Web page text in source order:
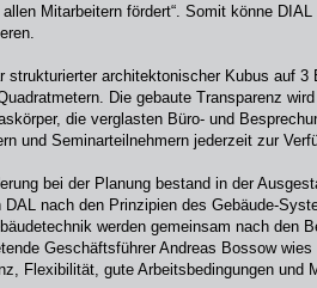
Mitarbeitern fördert“. Somit könne
strukturierter architektonischer Kubus auf 3
Die gebaute Transparenz
die verglasten Büro- und
und Seminarteilnehmern jederzeit zur
bei der Planung bestand in der
DAL nach den Prinzipien des Gebäude-
werden gemeinsam nach den
Geschäftsführer Andreas Bossow
Flexibilität, gute Arbeitsbedingungen und